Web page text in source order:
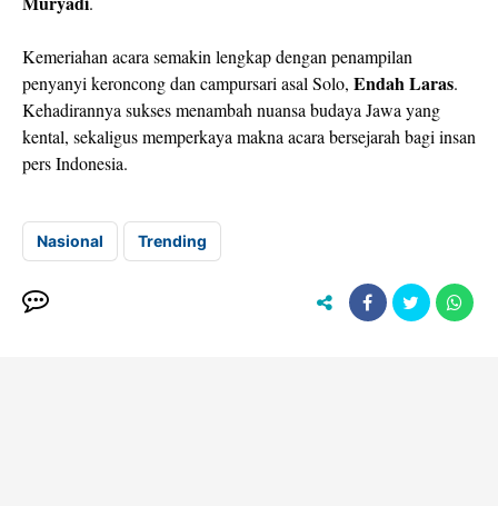
​Kemeriahan acara semakin lengkap dengan penampilan
penyanyi keroncong dan campursari asal Solo, Endah Laras.
Kehadirannya sukses menambah nuansa budaya Jawa yang
kental, sekaligus memperkaya makna acara bersejarah bagi insan
pers Indonesia.
Nasional Trending